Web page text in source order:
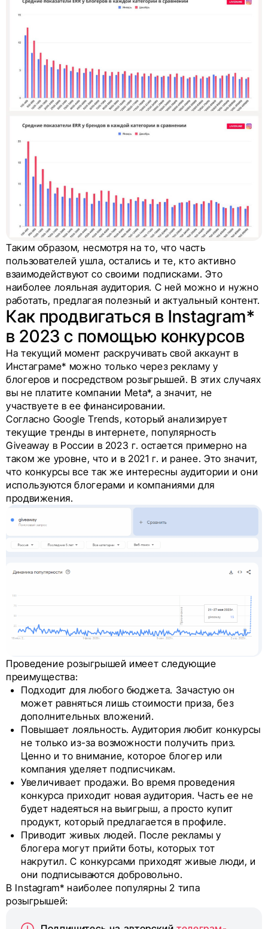
Таким образом, несмотря на то, что часть
пользователей ушла, остались и те, кто активно
взаимодействуют со своими подписками. Это
наиболее лояльная аудитория. С ней можно и нужно
работать, предлагая полезный и актуальный контент.
Как продвигаться в Instagram*
в 2023 с помощью конкурсов
На текущий момент раскручивать свой аккаунт в
Инстаграме* можно только через рекламу у
блогеров и посредством розыгрышей. В этих случаях
вы не платите компании Meta*, а значит, не
участвуете в ее финансировании.
Согласно Google Trends, который анализирует
текущие тренды в интернете, популярность
Giveaway в России в 2023 г. остается примерно на
таком же уровне, что и в 2021 г. и ранее. Это значит,
что конкурсы все так же интересны аудитории и они
используются блогерами и компаниями для
продвижения.
Проведение розыгрышей имеет следующие
преимущества:
Подходит для любого бюджета. Зачастую он
может равняться лишь стоимости приза, без
дополнительных вложений.
Повышает лояльность. Аудитория любит конкурсы
не только из-за возможности получить приз.
Ценно и то внимание, которое блогер или
компания уделяет подписчикам.
Увеличивает продажи. Во время проведения
конкурса приходит новая аудитория. Часть ее не
будет надеяться на выигрыш, а просто купит
продукт, который предлагается в профиле.
Приводит живых людей. После рекламы у
блогера могут прийти боты, которых тот
накрутил. С конкурсами приходят живые люди, и
они подписываются добровольно.
В Instagram* наиболее популярны 2 типа
розыгрышей: